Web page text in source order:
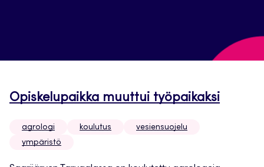
Opiskelupaikka muuttui työpaikaksi
agrologi koulutus
vesiensuojelu
ympäristö